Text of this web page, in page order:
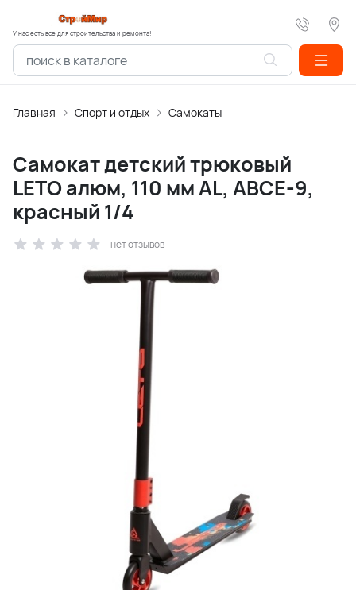
У нас есть все для строительства и ремонта!
Главная Спорт и отдых Самокаты
Самокат детский трюковый
LETO алюм, 110 мм AL, АВСЕ-9,
красный 1/4
нет отзывов